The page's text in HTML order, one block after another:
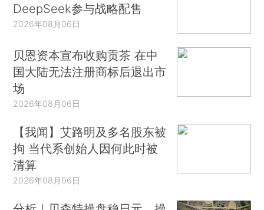
DeepSeek参与战略配售
2026年08月06日
贝恩资本宣布收购贡茶 在中
国大陆无法注册商标后退出市
场
2026年08月06日
【我闻】艾路明及多名股东被
拘 当代系创始人因何此时被
清算
2026年08月06日